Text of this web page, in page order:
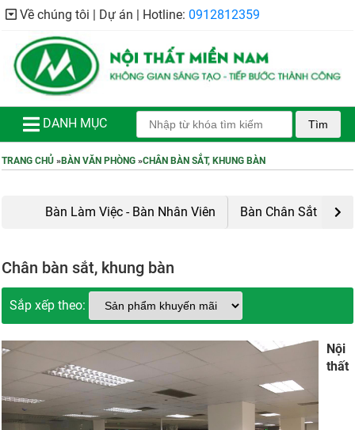
Về chúng tôi | Dự án | Hotline: 0912812359
DANH MỤC Tìm
TRANG CHỦ »BÀN VĂN PHÒNG »CHÂN BÀN SẮT, KHUNG BÀN
Bàn Làm Việc - Bàn Nhân Viên Bàn Chân Sắt
Chân bàn sắt, khung bàn
Sắp xếp theo:
Nội
thất